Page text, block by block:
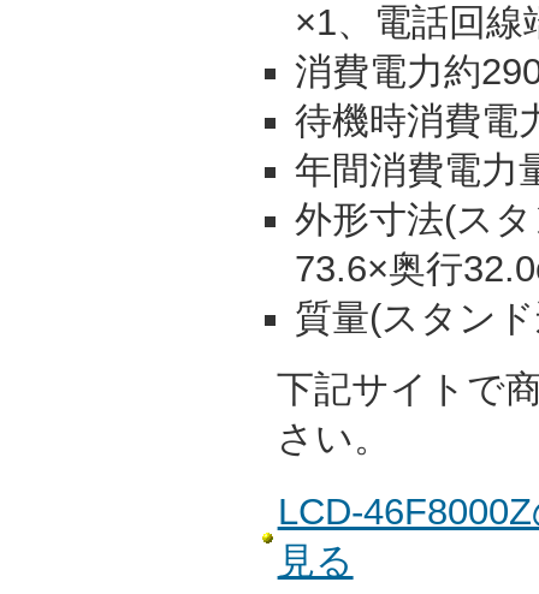
×1、電話回線
消費電力約
待機時消費電
年間消費電力
外形寸法(ス
73.6×奥行
質量(スタン
下記サイトで
さい。
LCD-
見る